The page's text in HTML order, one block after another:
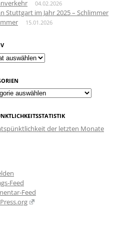
04.02.2026
Stuttgart im Jahr 2025 – Schlimmer
15.01.2026
der letzten Monate
Feed
Feed